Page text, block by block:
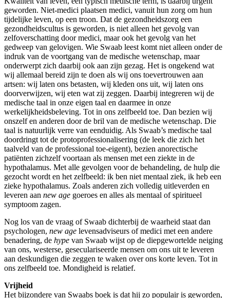
geworden. Niet-medici plaatsen medici, vanuit hun zorg om hun
tijdelijke leven, op een troon. Dat de gezondheidszorg een
gezondheidscultus is geworden, is niet alleen het gevolg van
zelfoverschatting door medici, maar ook het gevolg van het
gedweep van gelovigen. Wie Swaab leest komt niet alleen onder de
indruk van de voortgang van de medische wetenschap, maar
onderwerpt zich daarbij ook aan zijn gezag. Het is ongekend wat
wij allemaal bereid zijn te doen als wij ons toevertrouwen aan
artsen: wij laten ons betasten, wij kleden ons uit, wij laten ons
doorverwijzen, wij eten wat zij zeggen. Daarbij integreren wij de
medische taal in onze eigen taal en daarmee in onze
werkelijkheidsbeleving. Tot in ons zelfbeeld toe. Dan bezien wij
onszelf en anderen door de bril van de medische wetenschap. Die
taal is natuurlijk verre van eenduidig. Als Swaab’s medische taal
doordringt tot de protoprofessionalisering (de leek die zich het
taalveld van de professional toe-eigent), bezien anorectische
patiënten zichzelf voortaan als mensen met een ziekte in de
hypothalamus. Met alle gevolgen voor de behandeling, de hulp die
gezocht wordt en het zelfbeeld: ik ben niet mentaal ziek, ik heb een
zieke hypothalamus. Zoals anderen zich volledig uitleverden en
leveren aan new age goeroes en alles als mentaal of spiritueel
symptoom zagen.
Nog los van de vraag of Swaab dichterbij de waarheid staat dan
psychologen, new age levensadviseurs of medici met een andere
benadering, de hype van Swaab wijst op de diepgewortelde neiging
van ons, westerse, geseculariseerde mensen om ons uit te leveren
aan deskundigen die zeggen te waken over ons korte leven. Tot in
ons zelfbeeld toe. Mondigheid is relatief.
Vrijheid
Het bijzondere van Swaabs boek is dat hij zo populair is geworden,